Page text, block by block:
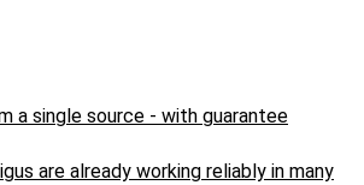
a single source - with guarantee
are already working reliably in many